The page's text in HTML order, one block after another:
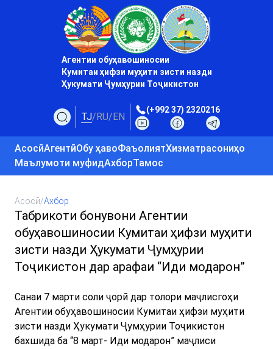
Агентии обуҳавошиносии
Кумитаи ҳифзи муҳити зисти назди
Ҳукумати Ҷумҳурии Тоҷикистон
TJ/RU/EN
(+992 37) 2320216
АсосӣАгентӣОбу ҳавоФаъолиятХизматрасониҳо
Маълумоти муфидАхборТамос
Асосӣ/Ахбор
Табрикоти бонувони Агентии
обуҳавошиносии Кумитаи ҳифзи муҳити
зисти назди Ҳукумати Ҷумҳурии
Тоҷикистон дар арафаи “Иди модарон”
Санаи 7 марти соли ҷорӣ дар толори маҷлисгоҳи
Агентии обуҳавошиносии Кумитаи ҳифзи муҳити
зисти назди Ҳукумати Ҷумҳурии Тоҷикистон
бахшида ба “8 март- Иди модарон” маҷлиси